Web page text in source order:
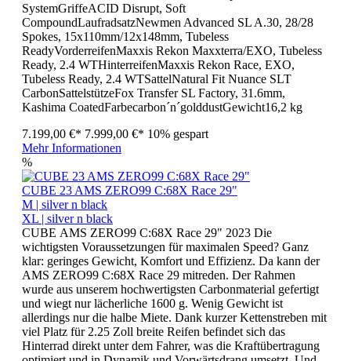
SystemGriffeACID Disrupt, Soft
CompoundLaufradsatzNewmen Advanced SL A.30, 28/28
Spokes, 15x110mm/12x148mm, Tubeless
ReadyVorderreifenMaxxis Rekon Maxxterra/EXO, Tubeless
Ready, 2.4 WTHinterreifenMaxxis Rekon Race, EXO,
Tubeless Ready, 2.4 WTSattelNatural Fit Nuance SLT
CarbonSattelstützeFox Transfer SL Factory, 31.6mm,
Kashima CoatedFarbecarbon´n´golddustGewicht16,2 kg
7.199,00 €* 7.999,00 €* 10% gespart
Mehr Informationen
%
CUBE 23 AMS ZERO99 C:68X Race 29"
M | silver n black
XL | silver n black
CUBE AMS ZERO99 C:68X Race 29" 2023 Die
wichtigsten Voraussetzungen für maximalen Speed? Ganz
klar: geringes Gewicht, Komfort und Effizienz. Da kann der
AMS ZERO99 C:68X Race 29 mitreden. Der Rahmen
wurde aus unserem hochwertigsten Carbonmaterial gefertigt
und wiegt nur lächerliche 1600 g. Wenig Gewicht ist
allerdings nur die halbe Miete. Dank kurzer Kettenstreben mit
viel Platz für 2.25 Zoll breite Reifen befindet sich das
Hinterrad direkt unter dem Fahrer, was die Kraftübertragung